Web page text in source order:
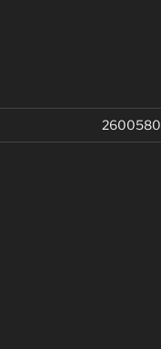
2600580